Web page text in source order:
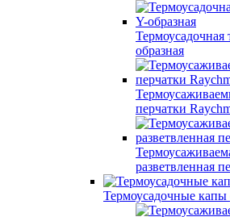
Термоусадочная
образная
перчатки
разветвленная
Термоусадочные капы